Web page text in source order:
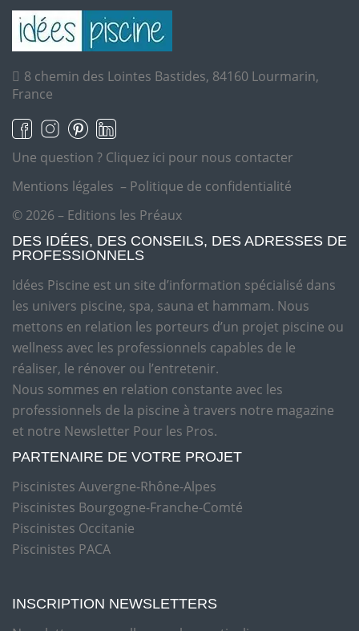
8 chemin des Lointes Bastides, 84160 Lourmarin,
France
Une question ? Cliquez ici pour nous contacter
Mentions légales – Politique de confidentialité
© 2026 – Editions les Préaux
DES IDÉES, DES CONSEILS, DES ADRESSES DE
PROFESSIONNELS
Idées Piscine est un site d’information spécialisé dans
les univers piscine, spa, sauna et hammam. Nous
mettons en relation les porteurs d’un projet piscine ou
wellness avec les professionnels capables de le
réaliser, le rénover ou l’entretenir.
Nous sommes en relation constante avec les
professionnels de la piscine à travers notre magazine
et notre Newsletter Pour les Pros.
PARTENAIRE DE VOTRE PROJET
Piscinistes Auvergne-Rhône-Alpes
Piscinistes Bourgogne-Franche-Comté
Piscinistes Occitanie
Piscinistes PACA
INSCRIPTION NEWSLETTERS